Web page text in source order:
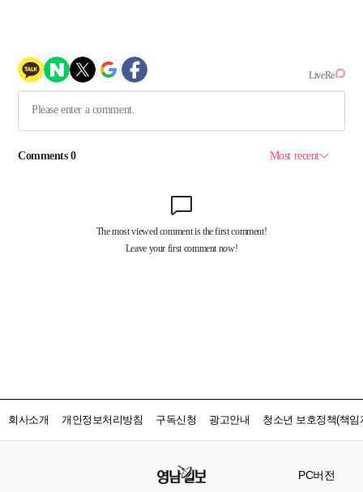
회사소개 개인정보처리방침 구독신청 광고안내 청소년 보호정책(책임
PC버전